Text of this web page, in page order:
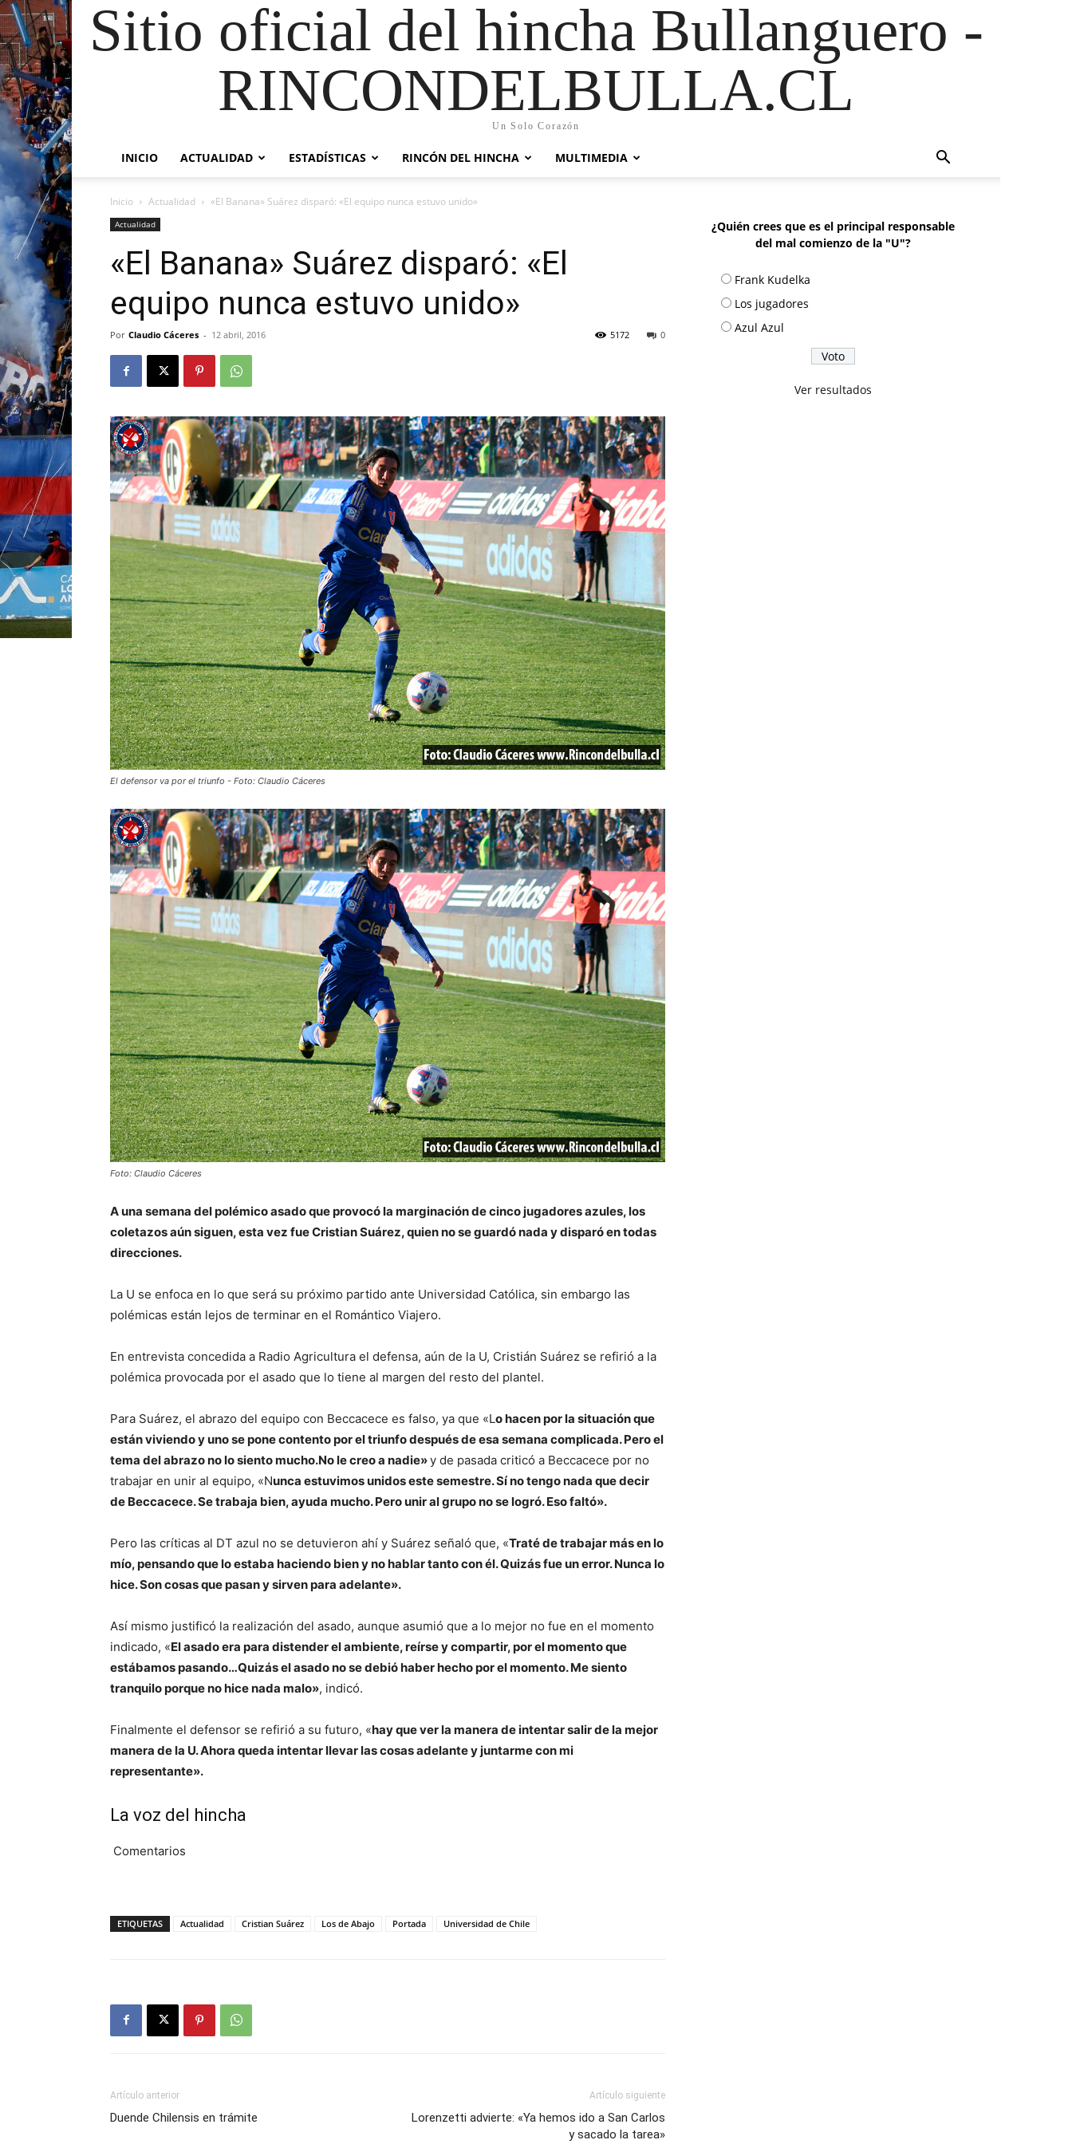
Sitio oficial del hincha Bullanguero -
RINCONDELBULLA.CL
Un Solo Corazón
INICIO ACTUALIDAD ESTADÍSTICAS RINCÓN DEL HINCHA MULTIMEDIA
Inicio Actualidad «El Banana» Suárez disparó: «El equipo nunca estuvo unido»
Actualidad
«El Banana» Suárez disparó: «El
equipo nunca estuvo unido»
Por Claudio Cáceres - 12 abril, 2016 0
5172
El defensor va por el triunfo - Foto: Claudio Cáceres
Foto: Claudio Cáceres
A una semana del polémico asado que provocó la marginación de cinco jugadores azules, los
coletazos aún siguen, esta vez fue Cristian Suárez, quien no se guardó nada y disparó en todas
direcciones.
La U se enfoca en lo que será su próximo partido ante Universidad Católica, sin embargo las
polémicas están lejos de terminar en el Romántico Viajero.
En entrevista concedida a Radio Agricultura el defensa, aún de la U, Cristián Suárez se refirió a la
polémica provocada por el asado que lo tiene al margen del resto del plantel.
Para Suárez, el abrazo del equipo con Beccacece es falso, ya que «Lo hacen por la situación que
están viviendo y uno se pone contento por el triunfo después de esa semana complicada. Pero el
tema del abrazo no lo siento mucho.No le creo a nadie»y de pasada criticó a Beccacece por no
trabajar en unir al equipo, «Nunca estuvimos unidos este semestre. Sí no tengo nada que decir
de Beccacece. Se trabaja bien, ayuda mucho. Pero unir al grupo no se logró. Eso faltó».
Pero las críticas al DT azul no se detuvieron ahí y Suárez señaló que, «Traté de trabajar más en lo
mío, pensando que lo estaba haciendo bien y no hablar tanto con él. Quizás fue un error. Nunca lo
hice. Son cosas que pasan y sirven para adelante».
Así mismo justificó la realización del asado, aunque asumió que a lo mejor no fue en el momento
indicado, «El asado era para distender el ambiente, reírse y compartir, por el momento que
estábamos pasando…Quizás el asado no se debió haber hecho por el momento. Me siento
tranquilo porque no hice nada malo», indicó.
Finalmente el defensor se refirió a su futuro, «hay que ver la manera de intentar salir de la mejor
manera de la U. Ahora queda intentar llevar las cosas adelante y juntarme con mi
representante».
La voz del hincha
Comentarios
ETIQUETAS Actualidad Cristian Suárez Los de Abajo Portada Universidad de Chile
Artículo anterior
Duende Chilensis en trámite
Artículo siguiente
Lorenzetti advierte: «Ya hemos ido a San Carlos
y sacado la tarea»
¿Quién crees que es el principal responsable
del mal comienzo de la "U"?
Frank Kudelka
Los jugadores
Azul Azul
Ver resultados